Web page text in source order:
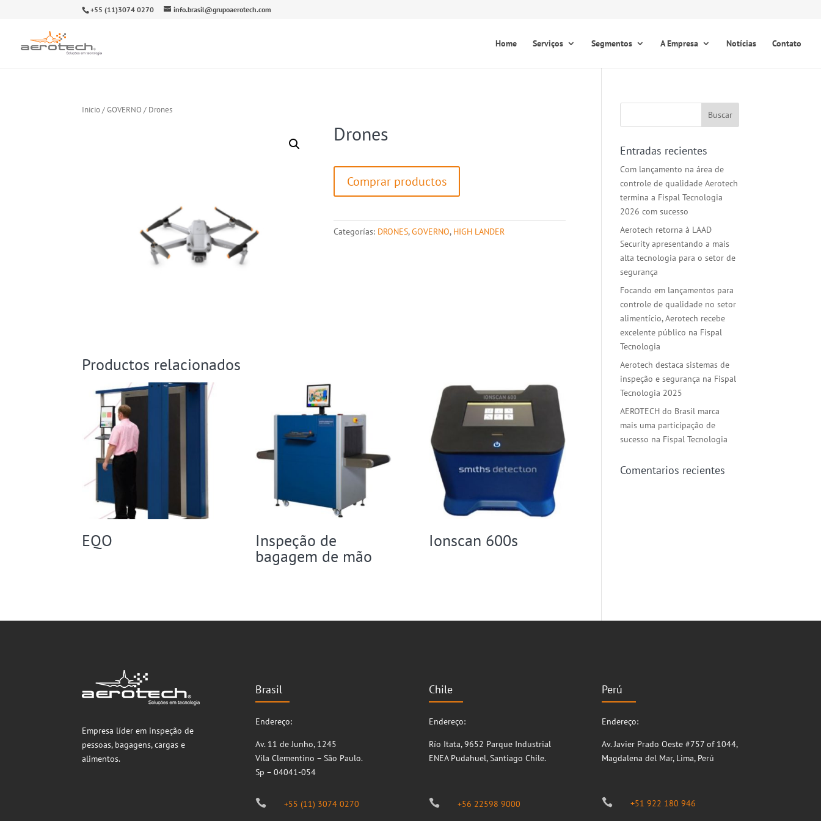
+55 (11)3074 0270 info.brasil@grupoaerotech.com
Home Serviços Segmentos A Empresa Notícias Contato
Inicio/GOVERNO / Drones
Drones
Comprar productos
Categorías: DRONES,GOVERNO, HIGH LANDER
Productos relacionados
EQO Inspeção de
bagagem de mão
Ionscan 600s
Entradas recientes
Com lançamento na área de
controle de qualidade Aerotech
termina a Fispal Tecnologia
2026 com sucesso
Aerotech retorna à LAAD
Security apresentando a mais
alta tecnologia para o setor de
segurança
Focando em lançamentos para
controle de qualidade no setor
alimentício, Aerotech recebe
excelente público na Fispal
Tecnologia
Aerotech destaca sistemas de
inspeção e segurança na Fispal
Tecnologia 2025
AEROTECH do Brasil marca
mais uma participação de
sucesso na Fispal Tecnologia
Comentarios recientes
Empresa líder em inspeção de
pessoas, bagagens, cargas e
alimentos.
Brasil
Endereço:
Av. 11 de Junho, 1245
Vila Clementino – São Paulo.
Sp – 04041-054
 +55 (11) 3074 0270
Chile
Endereço:
Río Itata, 9652 Parque Industrial
ENEA Pudahuel, Santiago Chile.
 +56 22598 9000
Perú
Endereço:
Av. Javier Prado Oeste #757 of 1044,
Magdalena del Mar, Lima, Perú
 +51 922 180 946